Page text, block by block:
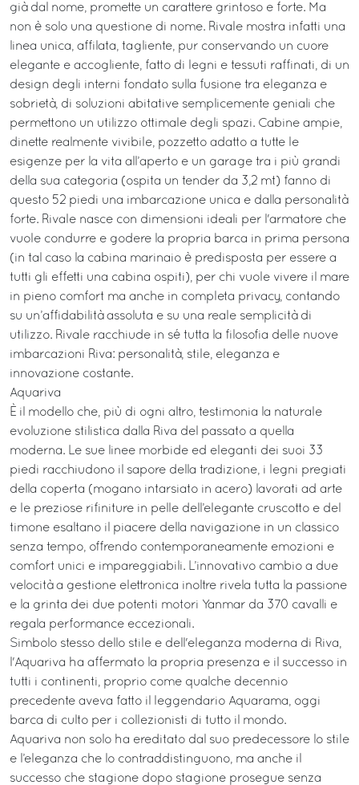
già dal nome, promette un carattere grintoso e forte. Ma
non è solo una questione di nome. Rivale mostra infatti una
linea unica, affilata, tagliente, pur conservando un cuore
elegante e accogliente, fatto di legni e tessuti raffinati, di un
design degli interni fondato sulla fusione tra eleganza e
sobrietà, di soluzioni abitative semplicemente geniali che
permettono un utilizzo ottimale degli spazi. Cabine ampie,
dinette realmente vivibile, pozzetto adatto a tutte le
esigenze per la vita all’aperto e un garage tra i più grandi
della sua categoria (ospita un tender da 3,2 mt) fanno di
questo 52 piedi una imbarcazione unica e dalla personalità
forte. Rivale nasce con dimensioni ideali per l'armatore che
vuole condurre e godere la propria barca in prima persona
(in tal caso la cabina marinaio è predisposta per essere a
tutti gli effetti una cabina ospiti), per chi vuole vivere il mare
in pieno comfort ma anche in completa privacy, contando
su un’affidabilità assoluta e su una reale semplicità di
utilizzo. Rivale racchiude in sé tutta la filosofia delle nuove
imbarcazioni Riva: personalità, stile, eleganza e
innovazione costante.
Aquariva
È il modello che, più di ogni altro, testimonia la naturale
evoluzione stilistica dalla Riva del passato a quella
moderna. Le sue linee morbide ed eleganti dei suoi 33
piedi racchiudono il sapore della tradizione, i legni pregiati
della coperta (mogano intarsiato in acero) lavorati ad arte
e le preziose rifiniture in pelle dell’elegante cruscotto e del
timone esaltano il piacere della navigazione in un classico
senza tempo, offrendo contemporaneamente emozioni e
comfort unici e impareggiabili. L’innovativo cambio a due
velocità a gestione elettronica inoltre rivela tutta la passione
e la grinta dei due potenti motori Yanmar da 370 cavalli e
regala performance eccezionali.
Simbolo stesso dello stile e dell'eleganza moderna di Riva,
l'Aquariva ha affermato la propria presenza e il successo in
tutti i continenti, proprio come qualche decennio
precedente aveva fatto il leggendario Aquarama, oggi
barca di culto per i collezionisti di tutto il mondo.
Aquariva non solo ha ereditato dal suo predecessore lo stile
e l’eleganza che lo contraddistinguono, ma anche il
successo che stagione dopo stagione prosegue senza